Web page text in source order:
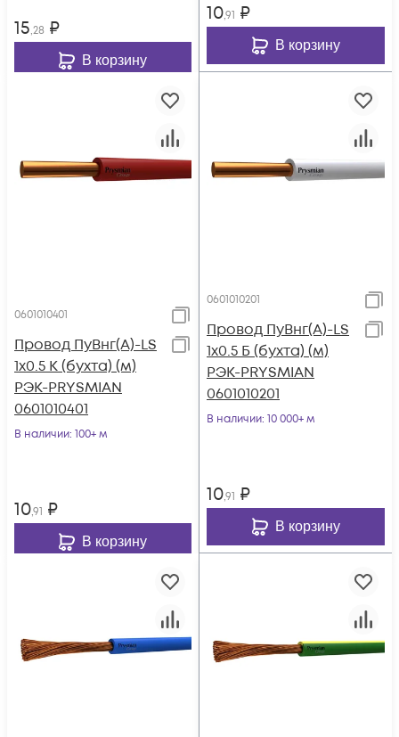
15,28 ₽
В корзину
10,91 ₽
В корзину
0601010401
Провод ПуВнг(А)-LS
1х0.5 К (бухта) (м)
РЭК-PRYSMIAN
0601010401
В наличии: 100+ м
10,91 ₽
В корзину
0601010201
Провод ПуВнг(А)-LS
1х0.5 Б (бухта) (м)
РЭК-PRYSMIAN
0601010201
В наличии: 10 000+ м
10,91 ₽
В корзину